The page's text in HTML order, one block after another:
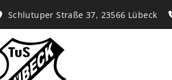
Schlutuper Straße 37, 23566 Lübeck